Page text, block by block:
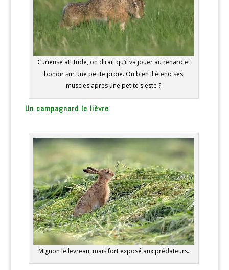
Curieuse attitude, on dirait qu’il va jouer au renard et
bondir sur une petite proie. Ou bien il étend ses
muscles après une petite sieste ?
Un campagnard le lièvre
Mignon le levreau, mais fort exposé aux prédateurs.